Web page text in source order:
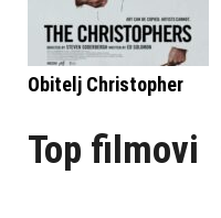
Obitelj Christopher
Top filmovi